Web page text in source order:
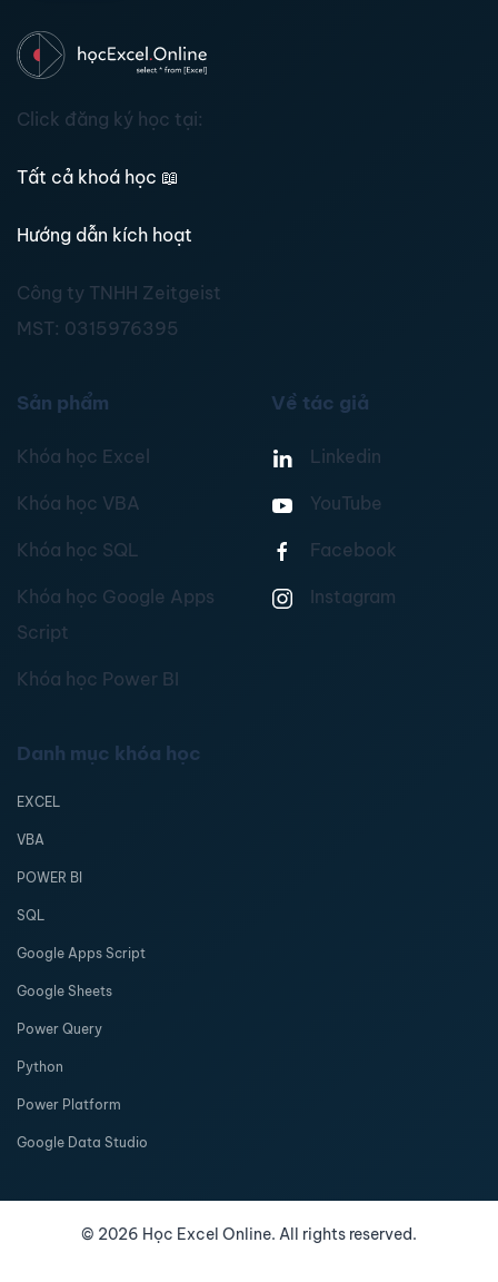
Click đăng ký học tại:
Tất cả khoá học 📖
Hướng dẫn kích hoạt
Công ty TNHH Zeitgeist
MST: 0315976395
Sản phẩm
Khóa học Excel
Khóa học VBA
Khóa học SQL
Khóa học Google Apps
Script
Khóa học Power BI
Về tác giả
Linkedin
YouTube
Facebook
Instagram
Danh mục khóa học
EXCEL
VBA
POWER BI
SQL
Google Apps Script
Google Sheets
Power Query
Python
Power Platform
Google Data Studio
© 2026 Học Excel Online. All rights reserved.